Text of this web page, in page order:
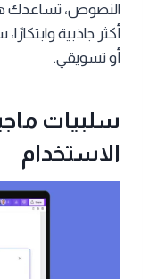
النصوص، تساعدك
أكثر جاذبية
أو تسويقي.
سلبيات
الاستخدام